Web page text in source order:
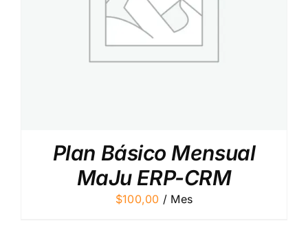
Plan Básico Mensual
MaJu ERP-CRM
$100,00 / Mes